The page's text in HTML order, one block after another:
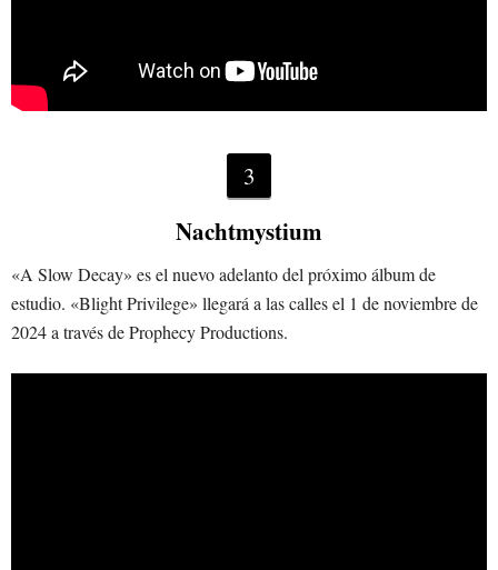
3
Nachtmystium
«A Slow Decay» es el nuevo adelanto del próximo álbum de
estudio. «Blight Privilege» llegará a las calles el 1 de noviembre de
2024 a través de Prophecy Productions.